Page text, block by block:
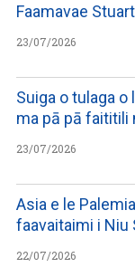
Faamavae
23/07/2026
Suiga o tulaga o
ma pā pā faititili
23/07/2026
Asia e le
faavaitaimi i Niu
22/07/2026